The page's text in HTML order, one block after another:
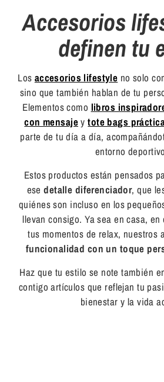
Accesorios
definen tu
Los accesorios lifestyle no solo
sino que también hablan de tu
Elementos como libros
con mensajeytote bags
parte de tu día a día,
entorno
Estos productos están pensados
esedetalle diferenciador, que
quiénes son incluso en los
llevan consigo. Ya sea en casa,
tus momentos de relax, nuestros
funcionalidad con un toque
Haz que tu estilo se note también
contigo artículos que reflejan tu
bienestar y la vida